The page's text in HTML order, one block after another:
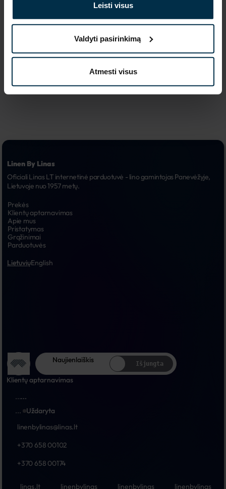
Leisti visus
Valdyti pasirinkimą
Atmesti visus
gamintojo
Nedidelės
kampanijos
Linen By Linas
Oficiali Linas LT internetinė parduotuvė - lino gamintojas Panevėžyje,
Lietuvoje nuo 1957 metų.
Prekės
Klientų aptarnavimas
Apie mus
Pristatymas
Grąžinimai
Parduotuvės
LietuviųEnglish
Naujienlaiškis Išjungta
Klientų aptarnavimas
......
...
Uždaryta
linenbylinas@linas.lt
+370 658 00102
+370 658 00174
linas.lt linenbylinas linenbylinas linenbylinas